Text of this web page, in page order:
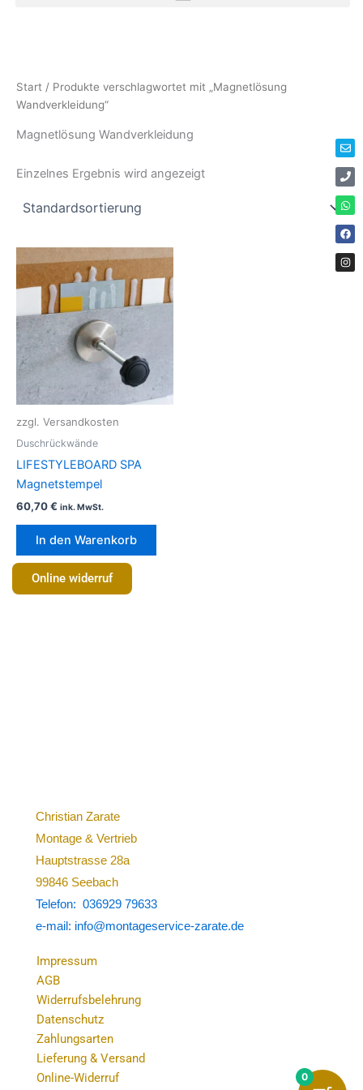
Start / Produkte verschlagwortet mit „Magnetlösung
Wandverkleidung“
Magnetlösung Wandverkleidung
Einzelnes Ergebnis wird angezeigt
zzgl. Versandkosten
Duschrückwände
LIFESTYLEBOARD SPA
Magnetstempel
60,70€ ink. MwSt.
In den Warenkorb
Online widerruf
Christian Zarate
Montage & Vertrieb
Hauptstrasse 28a
99846 Seebach
Telefon: 036929 79633
e-mail: info@montageservice-zarate.de
Impressum
AGB
Widerrufsbelehrung
Datenschutz
Zahlungsarten
Lieferung & Versand
Online-Widerruf
0